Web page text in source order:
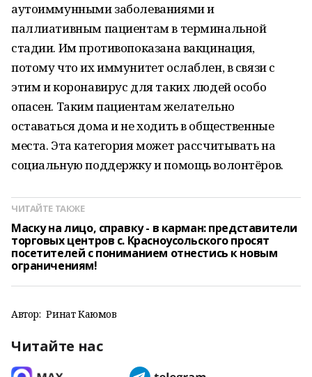
аутоиммунными заболеваниями и
паллиативным пациентам в терминальной
стадии. Им противопоказана вакцинация,
потому что их иммунитет ослаблен, в связи с
этим и коронавирус для таких людей особо
опасен. Таким пациентам желательно
оставаться дома и не ходить в общественные
места. Эта категория может рассчитывать на
социальную поддержку и помощь волонтёров.
ЧИТАЙТЕ ТАКЖЕ
Маску на лицо, справку - в карман: представители
торговых центров с. Красноусольского просят
посетителей с пониманием отнестись к новым
ограничениям!
Автор: Ринат Каюмов
Читайте нас